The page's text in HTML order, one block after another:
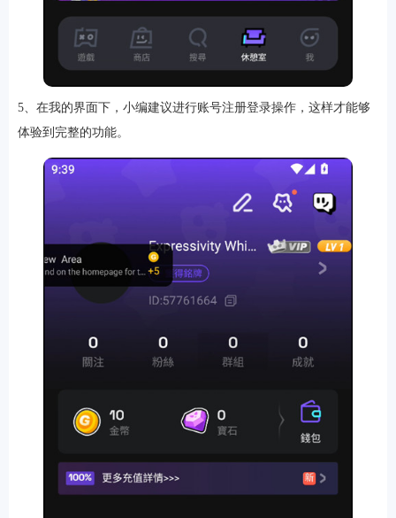
5、在我的界面下，小编建议进行账号注册登录操作，这样才能够
体验到完整的功能。